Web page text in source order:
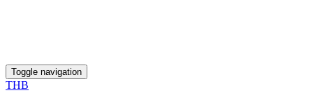
Toggle navigation
THB